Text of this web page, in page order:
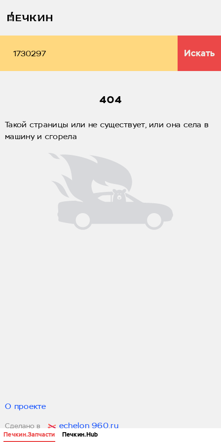
Печкин.Запчасти Печкин.Hub
Искать
404
Такой страницы или не существует, или она села в
машину и сгорела
О проекте
Сделано в echelon 960.ru